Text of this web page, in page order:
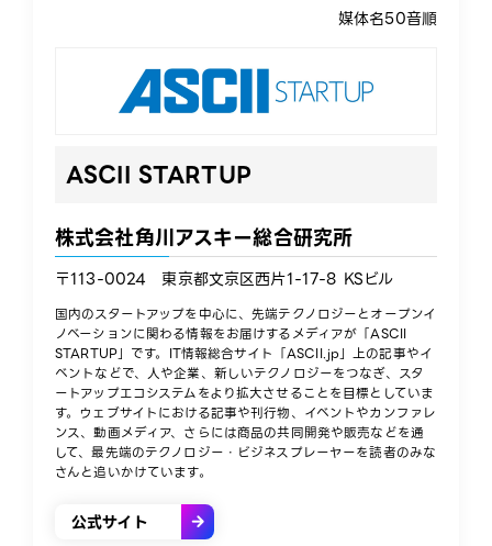
媒体名50音順
ASCII STARTUP​
株式会社角川アスキー総合研究所​
〒113-0024 東京都文京区西片1-17-8 KSビル​
国内のスタートアップを中心に、先端テクノロジーとオープンイ
ノベーションに関わる情報をお届けするメディアが「ASCII
STARTUP」です。IT情報総合サイト「ASCII.jp」上の記事やイ
ベントなどで、人や企業、新しいテクノロジーをつなぎ、スタ
ートアップエコシステムをより拡大させることを目標としていま
す。ウェブサイトにおける記事や刊行物、イベントやカンファレ
ンス、動画メディア、さらには商品の共同開発や販売などを通
して、最先端のテクノロジー・ビジネスプレーヤーを読者のみな
さんと追いかけています。​
公式サイト